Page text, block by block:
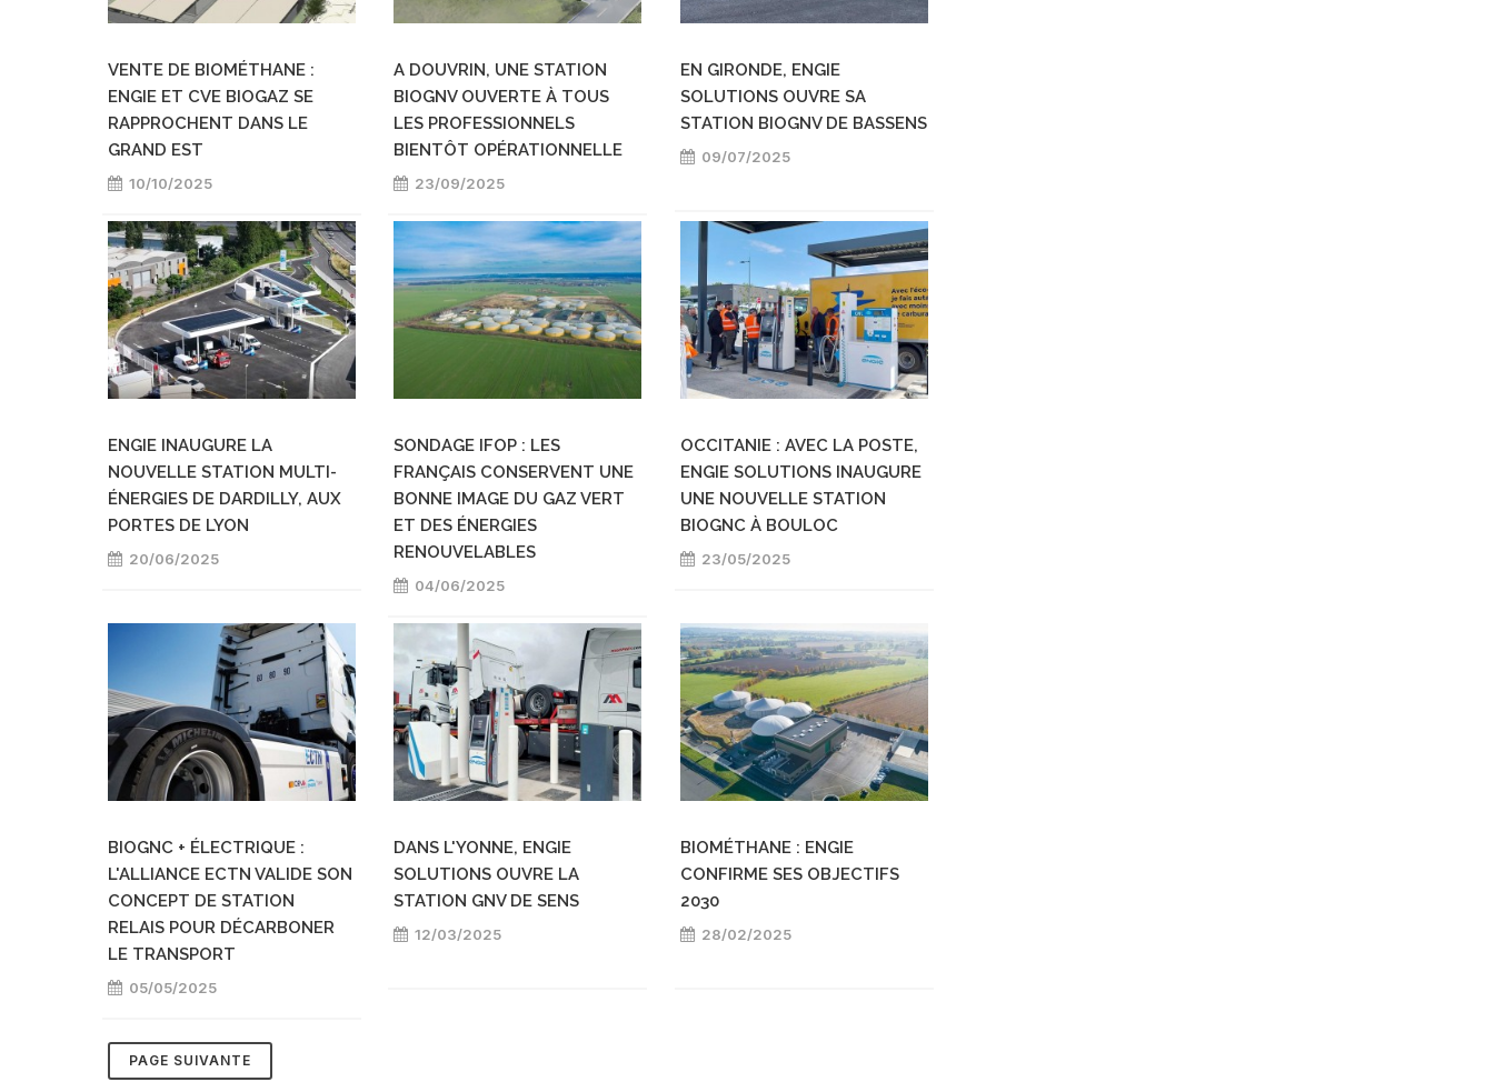
VENTE DE BIOMÉTHANE :
ENGIE ET CVE BIOGAZ SE
RAPPROCHENT DANS LE
GRAND EST
10/10/2025
A DOUVRIN, UNE STATION
BIOGNV OUVERTE À TOUS
LES PROFESSIONNELS
BIENTÔT OPÉRATIONNELLE
23/09/2025
EN GIRONDE, ENGIE
SOLUTIONS OUVRE SA
STATION BIOGNV DE BASSENS
09/07/2025
ENGIE INAUGURE LA
NOUVELLE STATION MULTI-
ÉNERGIES DE DARDILLY, AUX
PORTES DE LYON
20/06/2025
SONDAGE IFOP : LES
FRANÇAIS CONSERVENT UNE
BONNE IMAGE DU GAZ VERT
ET DES ÉNERGIES
RENOUVELABLES
04/06/2025
OCCITANIE : AVEC LA POSTE,
ENGIE SOLUTIONS INAUGURE
UNE NOUVELLE STATION
BIOGNC À BOULOC
23/05/2025
BIOGNC + ÉLECTRIQUE :
L'ALLIANCE ECTN VALIDE SON
CONCEPT DE STATION
RELAIS POUR DÉCARBONER
LE TRANSPORT
05/05/2025
DANS L'YONNE, ENGIE
SOLUTIONS OUVRE LA
STATION GNV DE SENS
12/03/2025
BIOMÉTHANE : ENGIE
CONFIRME SES OBJECTIFS
2030
28/02/2025